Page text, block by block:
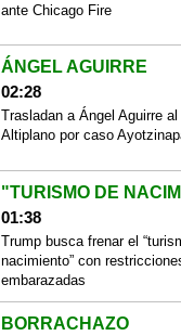
ante Chicago Fire
ÁNGEL AGUIRRE
02:28
Trasladan a Ángel Aguirre al
Altiplano por caso
"TURISMO DE
01:38
Trump busca frenar el
nacimiento” con
embarazadas
BORRACHAZO